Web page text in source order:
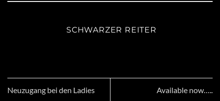
SCHWARZER REITER
Neuzugang bei den Ladies Available now…..